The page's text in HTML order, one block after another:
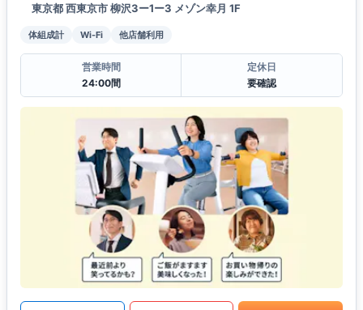
東京都 西東京市 柳沢3ー1ー3 メゾン幸月 1F
体組成計 Wi-Fi 他店舗利用
営業時間
24:00間
定休日
要確認